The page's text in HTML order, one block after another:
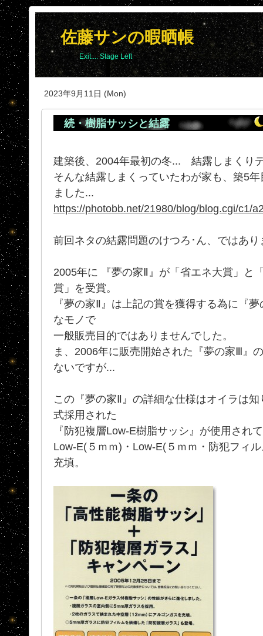
佐藤サンの暇晒帳
Exit.... Stage Left
2023年9月11日 (Mon)
続・樹脂サッシと結露
建築後、2004年最初の冬... 結露しまくり
そんな結露しまくっていたわが家も、築5
ました...
https://photobb.net/21980/blog/blog.cgi/c1/
前回ネタの結露問題のけつろ･ん、ではあ
2005年に 『夢の家Ⅱ』が「省エネ大賞」と
賞」を受賞。
『夢の家Ⅱ』は上記の賞を獲得する為に『
なモノで
一般販売目的ではありませんでした。
ま、2006年に販売開始された『夢の家Ⅲ』
ないですが...
この『夢の家Ⅱ』の詳細な仕様はオイラは
式採用された
『防犯複層Low-E樹脂サッシ』が使用され
Low-E(５ｍｍ)・Low-E(５ｍｍ・防犯フィ
充填。